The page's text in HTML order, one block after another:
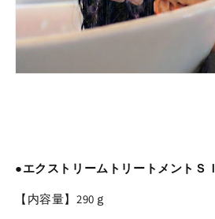
●エクストリームトリートメントＳ
【内容量】290ｇ